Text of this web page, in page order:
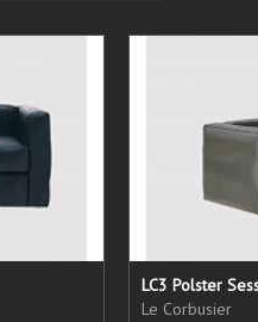
LC3 Polster
Le Corbusier